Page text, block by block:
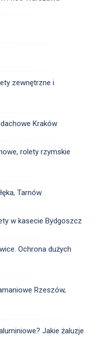
zewnętrzne i
Kraków
rolety rzymskie
Tarnów
w kasecie Bydgoszcz
Ochrona dużych
Rzeszów,
Jakie żaluzje